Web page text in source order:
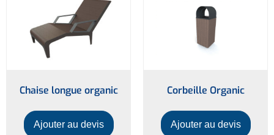
Chaise longue organic
Ajouter au devis
Corbeille Organic
Ajouter au devis